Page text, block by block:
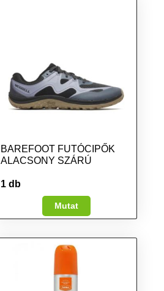
BAREFOOT FUTÓCIPŐK
ALACSONY SZÁRÚ
1 db
Mutat